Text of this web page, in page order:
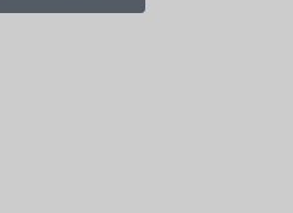
Polski